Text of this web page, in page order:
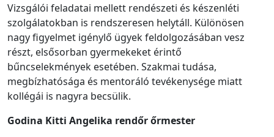
Vizsgálói feladatai mellett rendészeti és készenléti
szolgálatokban is rendszeresen helytáll. Különösen
nagy figyelmet igénylő ügyek feldolgozásában vesz
részt, elsősorban gyermekeket érintő
bűncselekmények esetében. Szakmai tudása,
megbízhatósága és mentoráló tevékenysége miatt
kollégái is nagyra becsülik.
Godina Kitti Angelika rendőrőrmester